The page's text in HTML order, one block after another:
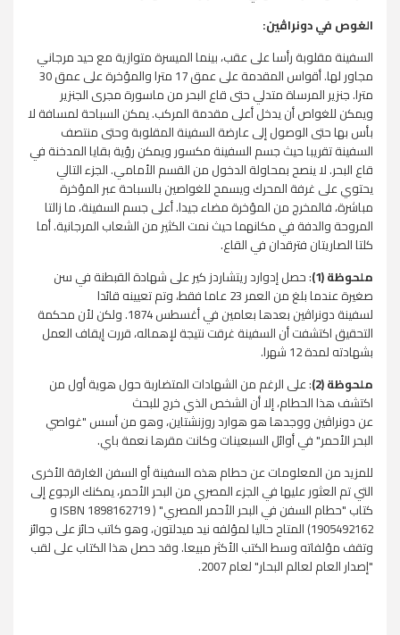
يولاندا
كيمون م
كينجستون
مايدان
مليون هوب
الغوص فيدونراڤين:
السفينة مقلوبة رأسا على عقب، بينما الميسرة متوازية مع حيد مرجاني
مجاور لها. أقواس المقدمة على عمق 17 مترا والمؤخرة على عمق 30
مترا. جنزير المرساة متدلي حتى قاع البحر من ماسورة مجرى الجنزير
ويمكن للغواص أن يدخل أعلى مقدمة المركب. يمكن السباحة لمسافة لا
بأس بها حتى الوصول إلى عارضة السفينة المقلوبة وحتى منتصف
السفينة تقريبا حيث جسم السفينة مكسور ويمكن رؤية بقايا المدخنة في
قاع البحر. لا ينصح بمحاولة الدخول من القسم الأمامي. الجزء التالي
يحتوي على غرفة المحرك ويسمح للغواصين بالسباحة عبر المؤخرة
مباشرة، فالمخرج من المؤخرة مضاء جيدا. أعلى جسم السفينة، ما زالتا
المروحة والدفة في مكانهما حيث نمت الكثير من الشعاب المرجانية. أما
كلتا الصاريتان فترقدان في القاع.
ملحوظة (1) : حصل إدوارد ريتشاردز كير على شهادة القبطنة في سن
صغيرة عندما بلغ من العمر 23 عاما فقط، وتم تعيينه قائدا
لسفينة دونراڤين
بعدها بعامين في أغسطس 1874. ولكن لأن محكمة
التحقيق اكتشفت أن السفينة غرقت نتيجة لإهماله، قررت إيقاف العمل
بشهادته لمدة 12 شهرا.
ملحوظة (2) : على الرغم من الشهادات المتضاربة حول هوية أول من
اكتشف هذا الحطام، إلا أن الشخص الذي خرج للبحث
عن دونراڤين ووجدها هو هوارد روزنشتاين، وهو من أسس "غواصي
البحر الأحمر" في أوائل السبعينات وكانت مقرها نعمة باي.
للمزيد من المعلومات عن حطام هذه السفينة أو السفن الغارقة الأخرى
التي تم العثور عليها في الجزء المصري من البحر الأحمر، يمكنك الرجوع إلى
كتاب "حطام السفن في البحر الأحمر المصري" (ISBN 1898162719 و
1905492162) المتاح حاليا لمؤلفه نيد ميدلتون، وهو كاتب حائز على جوائز
وتقف مؤلفاته وسط الكتب الأكثر مبيعا. وقد حصل هذا الكتاب على لقب
"إصدار العام لعالم البحار" لعام 2007.